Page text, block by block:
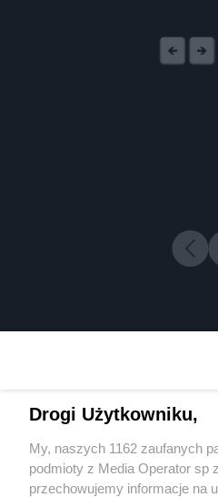
Wydawca mediów lokalnych
Drogi Użytkowniku,
My, naszych 1162 zaufanych
podmioty z Media Operator sp
przechowujemy informacje na